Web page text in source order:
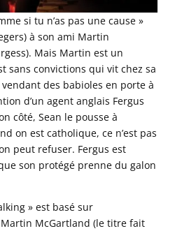
si tu n’as pas une cause »
à son ami Martin
Mais Martin est un
sans convictions qui vit chez sa
des babioles en porte à
d’un agent anglais Fergus
côté, Sean le pousse à
on est catholique, ce n’est pas
peut refuser. Fergus est
son protégé prenne du galon
» est basé sur
McGartland (le titre fait